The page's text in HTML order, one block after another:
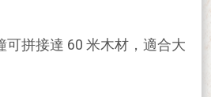
可拼接達 60 米木材，適合大